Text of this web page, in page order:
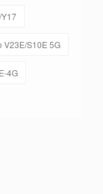
V23E/S10E 5G
4G